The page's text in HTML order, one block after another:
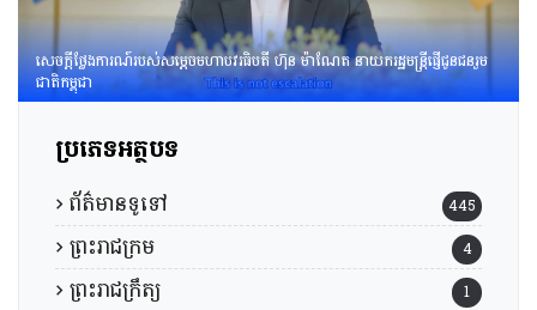
សេចក្តីថ្លែងការណ៍របស់សម្តេចមហាបវរធិបតី ហ៊ុន ម៉ាណែត នាយករដ្ឋមន្រ្តីផ្ញើជូនជនរួម
ជាតិកម្ពុជា
ប្រភេទអត្ថបទ
ព័ត៌មានទូទៅ 445
ព្រះរាជក្រម 4
ព្រះរាជក្រឹត្យ 1